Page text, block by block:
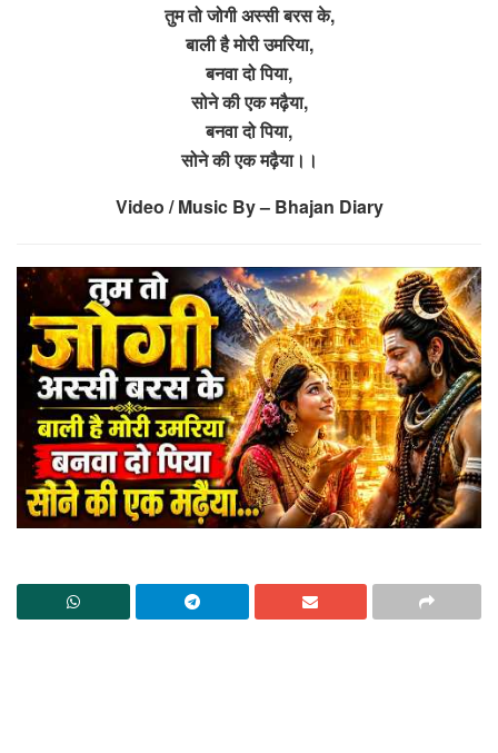
तुम तो जोगी अस्सी बरस के,
बाली है मोरी उमरिया,
बनवा दो पिया,
सोने की एक मढ़ैया,
बनवा दो पिया,
सोने की एक मढ़ैया।।
Video / Music By – Bhajan Diary